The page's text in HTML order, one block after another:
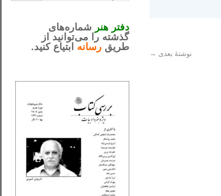
نوشتهٔ بعدی →
دفتر هنر شماره‌های
گذشته را می‌توانید از
طریق رسانه ابتیاع کنید.